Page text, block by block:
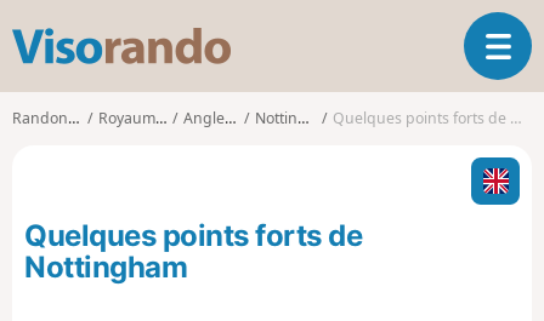
s
o
O
u
i
r
l
Randonnées Royaume-Uni Angleterre Nottingham Quelques points forts de Nottingham
Quelques points forts de
Nottingham